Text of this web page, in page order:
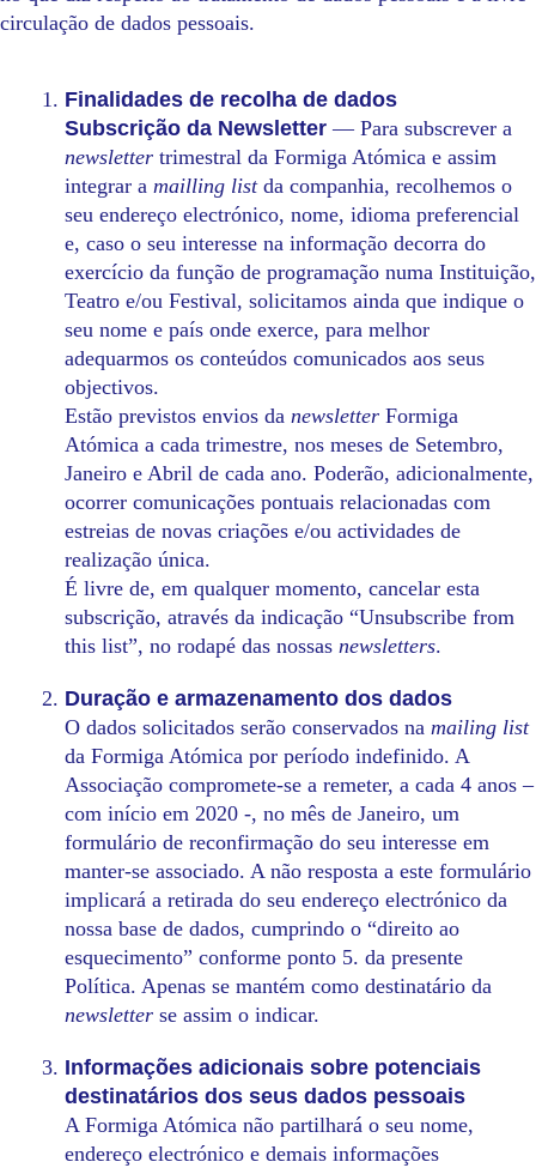
circulação de dados pessoais.
Finalidades de recolha de dados
Subscrição da Newsletter— Para subscrever a
newsletter trimestral da Formiga Atómica e assim
integrar a mailling listda companhia, recolhemos o
seu endereço electrónico, nome, idioma preferencial
e, caso o seu interesse na informação decorra do
exercício da função de programação numa Instituição,
Teatro e/ou Festival, solicitamos ainda que indique o
seu nome e país onde exerce, para melhor
adequarmos os conteúdos comunicados aos seus
objectivos.
Estão previstos envios da newsletter Formiga
Atómica a cada trimestre, nos meses de Setembro,
Janeiro e Abril de cada ano. Poderão, adicionalmente,
ocorrer comunicações pontuais relacionadas com
estreias de novas criações e/ou actividades de
realização única.
É livre de, em qualquer momento, cancelar esta
subscrição, através da indicação “Unsubscribe from
this list”, no rodapé das nossas newsletters.
Duração e armazenamento dos dados
O dados solicitados serão conservados na mailing list
da Formiga Atómica por período indefinido. A
Associação compromete-se a remeter, a cada 4 anos –
com início em 2020 -, no mês de Janeiro, um
formulário de reconfirmação do seu interesse em
manter-se associado. A não resposta a este formulário
implicará a retirada do seu endereço electrónico da
nossa base de dados, cumprindo o “direito ao
esquecimento” conforme ponto 5. da presente
Política. Apenas se mantém como destinatário da
newsletter se assim o indicar.
Informações adicionais sobre potenciais
destinatários dos seus dados pessoais
A Formiga Atómica não partilhará o seu nome,
endereço electrónico e demais informações